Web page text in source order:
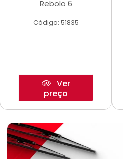
Rebolo 6
Código: 51835
Ver
preço